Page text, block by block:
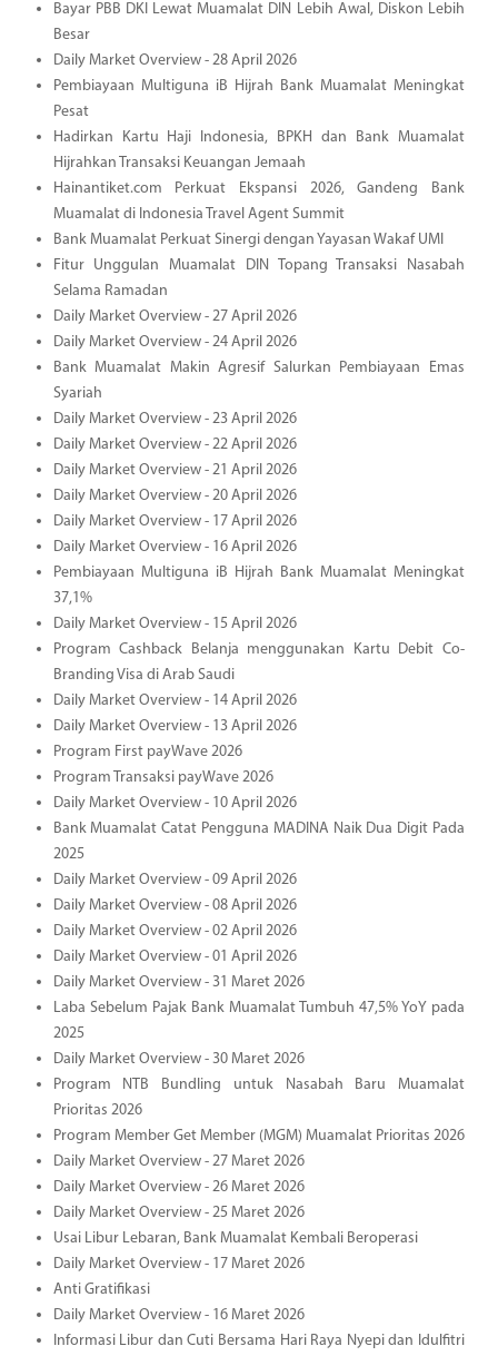
Bayar PBB DKI Lewat Muamalat DIN Lebih Awal, Diskon Lebih
Besar
Daily Market Overview - 28 April 2026
Pembiayaan Multiguna iB Hijrah Bank Muamalat Meningkat
Pesat
Hadirkan Kartu Haji Indonesia, BPKH dan Bank Muamalat
Hijrahkan Transaksi Keuangan Jemaah
Hainantiket.com Perkuat Ekspansi 2026, Gandeng Bank
Muamalat di Indonesia Travel Agent Summit
Bank Muamalat Perkuat Sinergi dengan Yayasan Wakaf UMI
Fitur Unggulan Muamalat DIN Topang Transaksi Nasabah
Selama Ramadan
Daily Market Overview - 27 April 2026
Daily Market Overview - 24 April 2026
Bank Muamalat Makin Agresif Salurkan Pembiayaan Emas
Syariah
Daily Market Overview - 23 April 2026
Daily Market Overview - 22 April 2026
Daily Market Overview - 21 April 2026
Daily Market Overview - 20 April 2026
Daily Market Overview - 17 April 2026
Daily Market Overview - 16 April 2026
Pembiayaan Multiguna iB Hijrah Bank Muamalat Meningkat
37,1%
Daily Market Overview - 15 April 2026
Program Cashback Belanja menggunakan Kartu Debit Co-
Branding Visa di Arab Saudi
Daily Market Overview - 14 April 2026
Daily Market Overview - 13 April 2026
Program First payWave 2026
Program Transaksi payWave 2026
Daily Market Overview - 10 April 2026
Bank Muamalat Catat Pengguna MADINA Naik Dua Digit Pada
2025
Daily Market Overview - 09 April 2026
Daily Market Overview - 08 April 2026
Daily Market Overview - 02 April 2026
Daily Market Overview - 01 April 2026
Daily Market Overview - 31 Maret 2026
Laba Sebelum Pajak Bank Muamalat Tumbuh 47,5% YoY pada
2025
Daily Market Overview - 30 Maret 2026
Program NTB Bundling untuk Nasabah Baru Muamalat
Prioritas 2026
Program Member Get Member (MGM) Muamalat Prioritas 2026
Daily Market Overview - 27 Maret 2026
Daily Market Overview - 26 Maret 2026
Daily Market Overview - 25 Maret 2026
Usai Libur Lebaran, Bank Muamalat Kembali Beroperasi
Daily Market Overview - 17 Maret 2026
Anti Gratifikasi
Daily Market Overview - 16 Maret 2026
Informasi Libur dan Cuti Bersama Hari Raya Nyepi dan Idulfitri